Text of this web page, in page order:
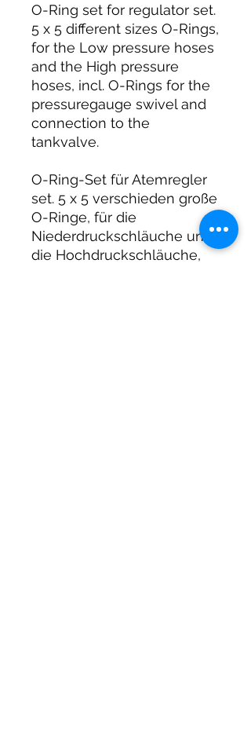
O-Ring set for regulator set.
5 x 5 different sizes O-Rings,
for the Low pressure hoses
and the High pressure
hoses, incl. O-Rings for the
pressuregauge swivel and
connection to the
tankvalve.
O-Ring-Set für Atemregler
set. 5 x 5 verschieden große
O-Ringe, für die
Niederdruckschläuche und
die Hochdruckschläuche,